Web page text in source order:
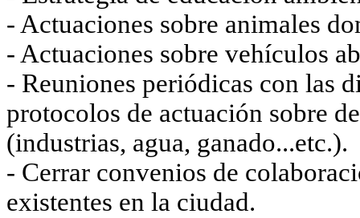
- Actuaciones sobre animales
- Actuaciones sobre vehículos
- Reuniones periódicas con las
protocolos de actuación sobre
(industrias, agua, ganado...etc.).
- Cerrar convenios de
existentes en la ciudad.